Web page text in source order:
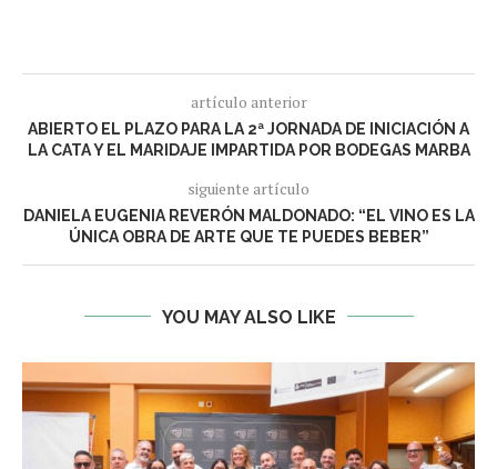
artículo anterior
ABIERTO EL PLAZO PARA LA 2ª JORNADA DE INICIACIÓN A
LA CATA Y EL MARIDAJE IMPARTIDA POR BODEGAS MARBA
siguiente artículo
DANIELA EUGENIA REVERÓN MALDONADO: “EL VINO ES LA
ÚNICA OBRA DE ARTE QUE TE PUEDES BEBER”
YOU MAY ALSO LIKE